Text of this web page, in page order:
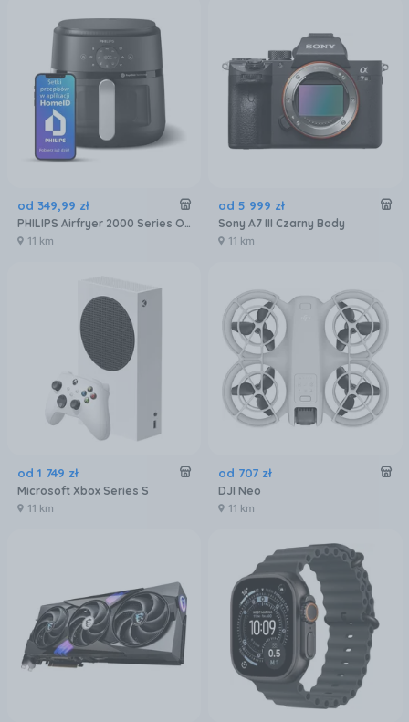
od 349,99 zł
PHILIPS Airfryer 2000 Series OVI NA231/00
11 km
od 5 999 zł
Sony A7 III Czarny Body
11 km
od 1 749 zł
Microsoft Xbox Series S
11 km
od 707 zł
DJI Neo
11 km